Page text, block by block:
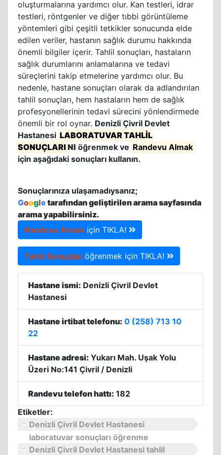
oluşturmalarına yardımcı olur. Kan testleri, idrar
testleri, röntgenler ve diğer tıbbi görüntüleme
yöntemleri gibi çeşitli tetkikler sonucunda elde
edilen veriler, hastanın sağlık durumu hakkında
önemli bilgiler içerir. Tahlil sonuçları, hastaların
sağlık durumlarını anlamalarına ve tedavi
süreçlerini takip etmelerine yardımcı olur. Bu
nedenle, hastane sonuçları olarak da adlandırılan
tahlil sonuçları, hem hastaların hem de sağlık
profesyonellerinin tedavi sürecini yönlendirmede
önemli bir rol oynar. Denizli Çivril Devlet
Hastanesi LABORATUVAR TAHLİL
SONUÇLARI NI öğrenmek ve Randevu Almak
için aşağıdaki sonuçları kullanın.
Sonuçlarınıza ulaşamadıysanız;
Googletarafından geliştirilen arama sayfasında
arama yapabilirsiniz.
Randevu Almak için TIKLA!
Tahlil Sonuçları öğrenmek için TIKLA!
Hastane ismi: Denizli Çivril Devlet
Hastanesi
Hastane irtibat telefonu: 0 (258) 713 10
22
Hastane adresi: Yukarı Mah. Uşak Yolu
Üzeri No:141 Çivril / Denizli
Randevu telefon hattı: 182
Etiketler:
Denizli Çivril Devlet Hastanesi
laboratuvar sonuçları öğrenme
Denizli Çivril Devlet Hastanesi tahlil